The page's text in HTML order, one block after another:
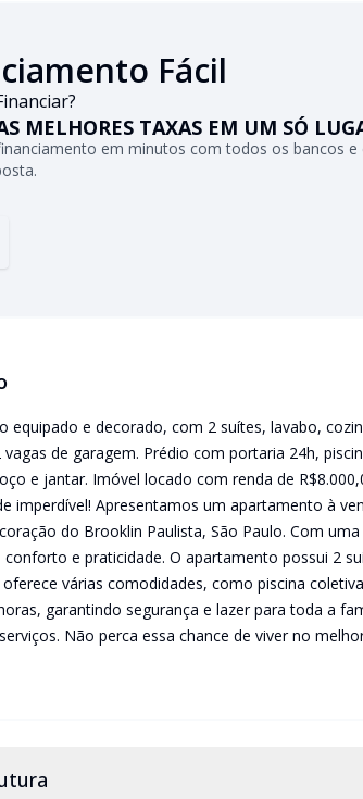
Fácil
MELHORES TAXAS EM UM SÓ
em minutos com todos os bancos e
equipado e decorado, com 2 suítes, lavabo,
vagas de garagem. Prédio com portaria 24h,
e jantar. Imóvel locado com renda de
imperdível! Apresentamos um apartamento à
do Brooklin Paulista, São Paulo. Com
conforto e praticidade. O apartamento possui 2
várias comodidades, como piscina
garantindo segurança e lazer para toda a
Não perca essa chance de viver no